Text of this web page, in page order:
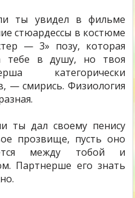
ты увидел в фильме
стюардессы в костюме
— 3» позу, которая
тебе в душу, но твоя
категорически
— смирись. Физиология
ты дал своему пенису
прозвище, пусть оно
между тобой и
Партнерше его знать